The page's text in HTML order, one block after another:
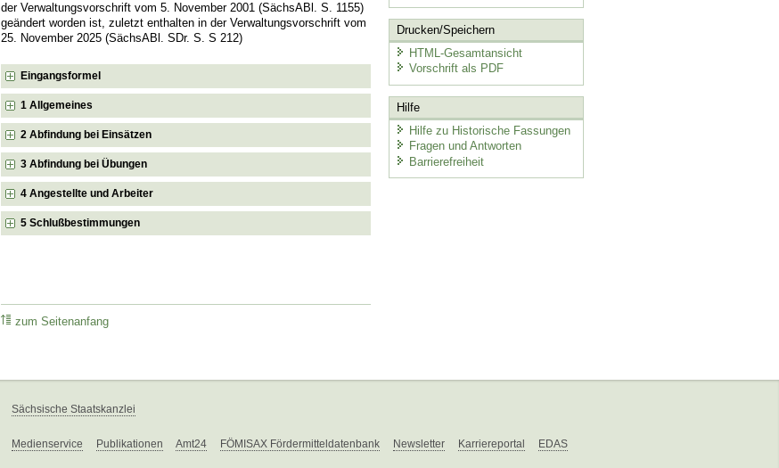
der Verwaltungsvorschrift vom 5. November 2001 (SächsABl. S. 1155)
geändert worden ist, zuletzt enthalten in der Verwaltungsvorschrift vom
25. November 2025 (SächsABl. SDr. S. S 212)
Eingangsformel
1 Allgemeines
2 Abfindung bei Einsätzen
3 Abfindung bei Übungen
4 Angestellte und Arbeiter
5 Schlußbestimmungen
zum Seitenanfang
Drucken/Speichern
HTML-Gesamtansicht
Vorschrift als PDF
Hilfe
Hilfe zu Historische Fassungen
Fragen und Antworten
Barrierefreiheit
Sächsische Staatskanzlei
Medienservice Publikationen Amt24 FÖMISAX Fördermitteldatenbank Newsletter Karriereportal EDAS